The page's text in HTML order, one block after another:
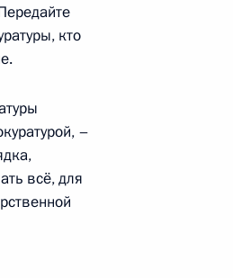
кто
–
всё, для